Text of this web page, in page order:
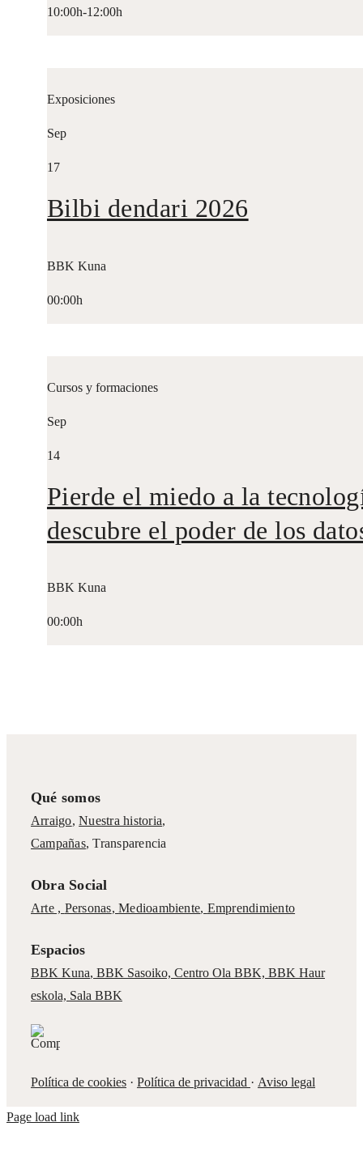
10:00h-12:00h
Exposiciones
Sep
17
Bilbi dendari 2026
BBK Kuna
00:00h
Cursos y formaciones
Sep
14
Pierde el miedo a la
descubre el poder de los
BBK Kuna
00:00h
Qué somos
Arraigo,Nuestra historia,
Campañas, Transparencia
Obra Social
Arte , Personas,Medioambiente, Emprendimiento
Espacios
BBK Kuna, BBK Sasoiko, Centro Ola BBK, BBK Haur
eskola, Sala BBK
Política de cookies· Política de privacidad · Aviso legal
Page load link